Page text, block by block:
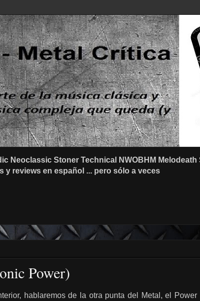
Stoner Technical NWOBHM Melodeath
reviews en español ... pero sólo a veces
Power)
hablaremos de la otra punta del Metal, el Power